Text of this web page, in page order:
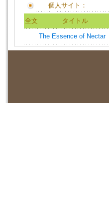
個人サイト：
全文 タイトル
The Essence of Nectar